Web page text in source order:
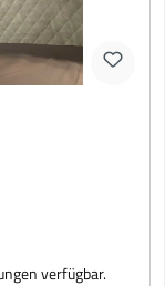
verfügbar.